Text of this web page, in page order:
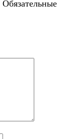
Обязательные